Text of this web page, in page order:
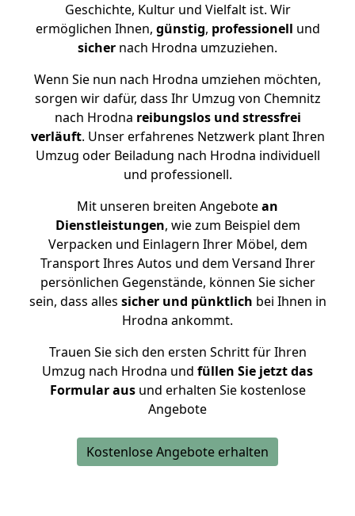
Geschichte, Kultur und Vielfalt ist. Wir
ermöglichen Ihnen, günstig, professionell und
sicher nach Hrodna umzuziehen.
Wenn Sie nun nach Hrodna umziehen möchten,
sorgen wir dafür, dass Ihr Umzug von Chemnitz
nach Hrodna reibungslos und stressfrei
verläuft. Unser erfahrenes Netzwerk plant Ihren
Umzug oder Beiladung nach Hrodna individuell
und professionell.
Mit unseren breiten Angebotean
Dienstleistungen, wie zum Beispiel dem
Verpacken und Einlagern Ihrer Möbel, dem
Transport Ihres Autos und dem Versand Ihrer
persönlichen Gegenstände, können Sie sicher
sein, dass alles sicher und pünktlich bei Ihnen in
Hrodna ankommt.
Trauen Sie sich den ersten Schritt für Ihren
Umzug nach Hrodna und füllen Sie jetzt das
Formular ausund erhalten Sie kostenlose
Angebote
Kostenlose Angebote erhalten